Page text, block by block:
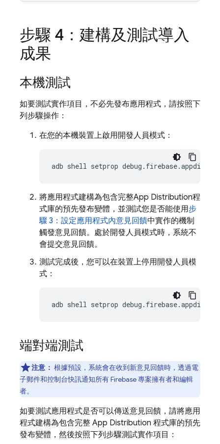
步驟 4：建構及測試導入
成果
本機測試
如要測試實作項目，不必先發布應用程式，請按照下
列步驟操作：
在您的本機裝置上啟用開發人員模式：
adb shell setprop
將應用程式建構為包含完整App Distribution程
式庫的預先發布變體，並測試您是否能使用步
驟 3：設定應用程式內意見回饋中實作的機制
觸發意見回饋。處於開發人員模式時，系統不
會提交意見回饋。
測試完成後，您可以在裝置上停用開發人員模
式：
adb shell setprop
端對端測試
注意： 根據預設，系統會在收到新意見回饋時，透過電
子郵件和控制台快訊通知所有 Firebase 專案擁有者和編輯
者。
如要測試應用程式是否可以傳送意見回饋，請將應用
程式建構為包含完整 App Distribution 程式庫的預先
發布變體，然後按照下列步驟測試實作項目：